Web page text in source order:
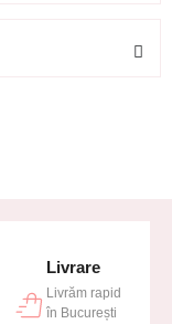
Livrare
Livrăm rapid
în București